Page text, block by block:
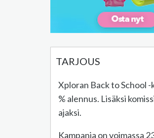
TARJOUS
Xploran Back to School
% alennus. Lisäksi
ajaksi.
Kampanja on voimassa